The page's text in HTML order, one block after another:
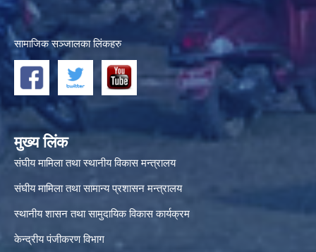
सामाजिक सञ्जालका लिंकहरु
मुख्य लिंक
संघीय मामिला तथा स्थानीय विकास मन्त्रालय
संघीय मामिला तथा सामान्य प्रशासन मन्त्रालय
स्थानीय शासन तथा सामुदायिक विकास कार्यक्रम
केन्द्रीय पंजीकरण विभाग